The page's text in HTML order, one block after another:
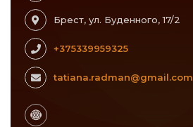
Брест, ул. Буденного, 17/2
+375339959325
tatiana.radman@gmail.com